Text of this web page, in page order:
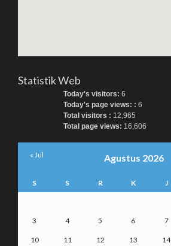
Statistik Web
Today's visitors: 6
Today's page views: : 6
Total visitors : 12,965
Total page views: 16,606
Agustus 2026
S S R K J
3 4 5 6 7
10 11 12 13 14
« Jul